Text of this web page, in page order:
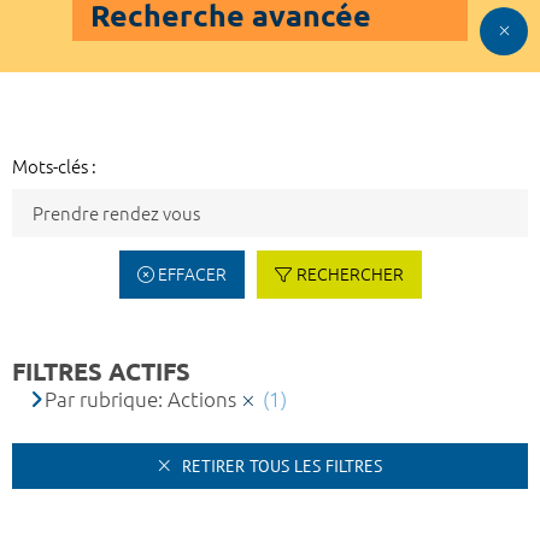
Recherche avancée
Mots-clés :
EFFACER RECHERCHER
FILTRES ACTIFS
Par rubrique: Actions (1)
RETIRER TOUS LES FILTRES